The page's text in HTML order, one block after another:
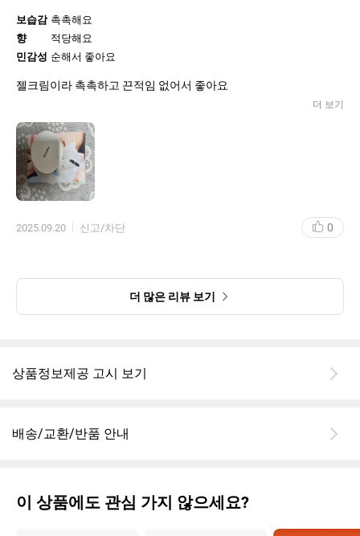
보습감 촉촉해요
향
적당해요
민감성 순해서 좋아요
젤크림이라 촉촉하고 끈적임 없어서 좋아요
더 보기
2025.09.20 신고/차단 0
더 많은 리뷰 보기
상품정보제공 고시 보기
배송/교환/반품 안내
이 상품에도 관심 가지 않으세요?